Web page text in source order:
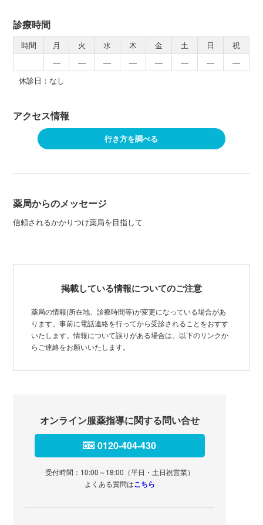
診療時間
時間 月 火 水 木 金 土 日
祝
―
― ― ― ― ― ―
―
休診日：なし
アクセス情報
行き方を調べる
薬局からのメッセージ
信頼されるかかりつけ薬局を目指して
掲載している情報についてのご注意
薬局の情報(所在地、診療時間等)が変更になっている場合があ
ります。事前に電話連絡を行ってから受診されることをおすす
いたします。情報について誤りがある場合は、以下のリンクか
らご連絡をお願いいたします。
オンライン服薬指導に関する問い合せ
0120-404-430
受付時間：10:00～18:00（平日・土日祝営業）
よくある質問はこちら